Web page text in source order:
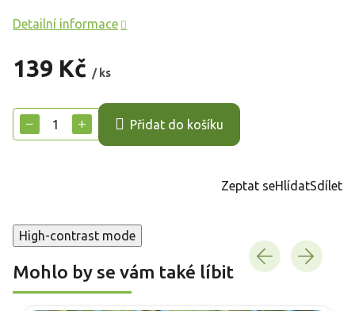
139 Kč / ks
cena:
+
− Přidat do košíku
Detailní informace
Zeptat seHlídatSdílet
High-contrast mode
Mohlo by se vám také líbit